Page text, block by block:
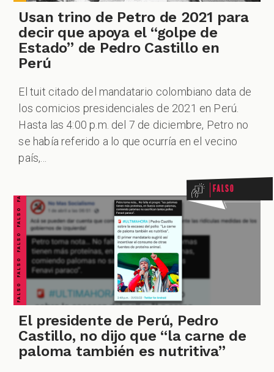
Usan trino de Petro de 2021 para
decir que apoya el “golpe de
Estado” de Pedro Castillo en
Perú
El tuit citado del mandatario colombiano data de
los comicios presidenciales de 2021 en Perú.
Hasta las 4:00 p.m. del 7 de diciembre, Petro no
se había referido a lo que ocurría en el vecino
país,...
FALSO FALSO FALSO FALSO FALSO FALSO FALSO Falso
El presidente de Perú, Pedro
Castillo, no dijo que “la carne de
paloma también es nutritiva”